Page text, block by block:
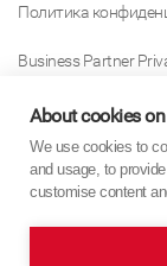
Политика
Business Partner
Политика
Modern Slavery Act
About cookies
We use cookies to
and usage, to
customise content